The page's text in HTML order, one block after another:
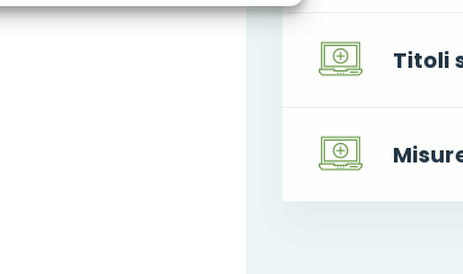
Titoli